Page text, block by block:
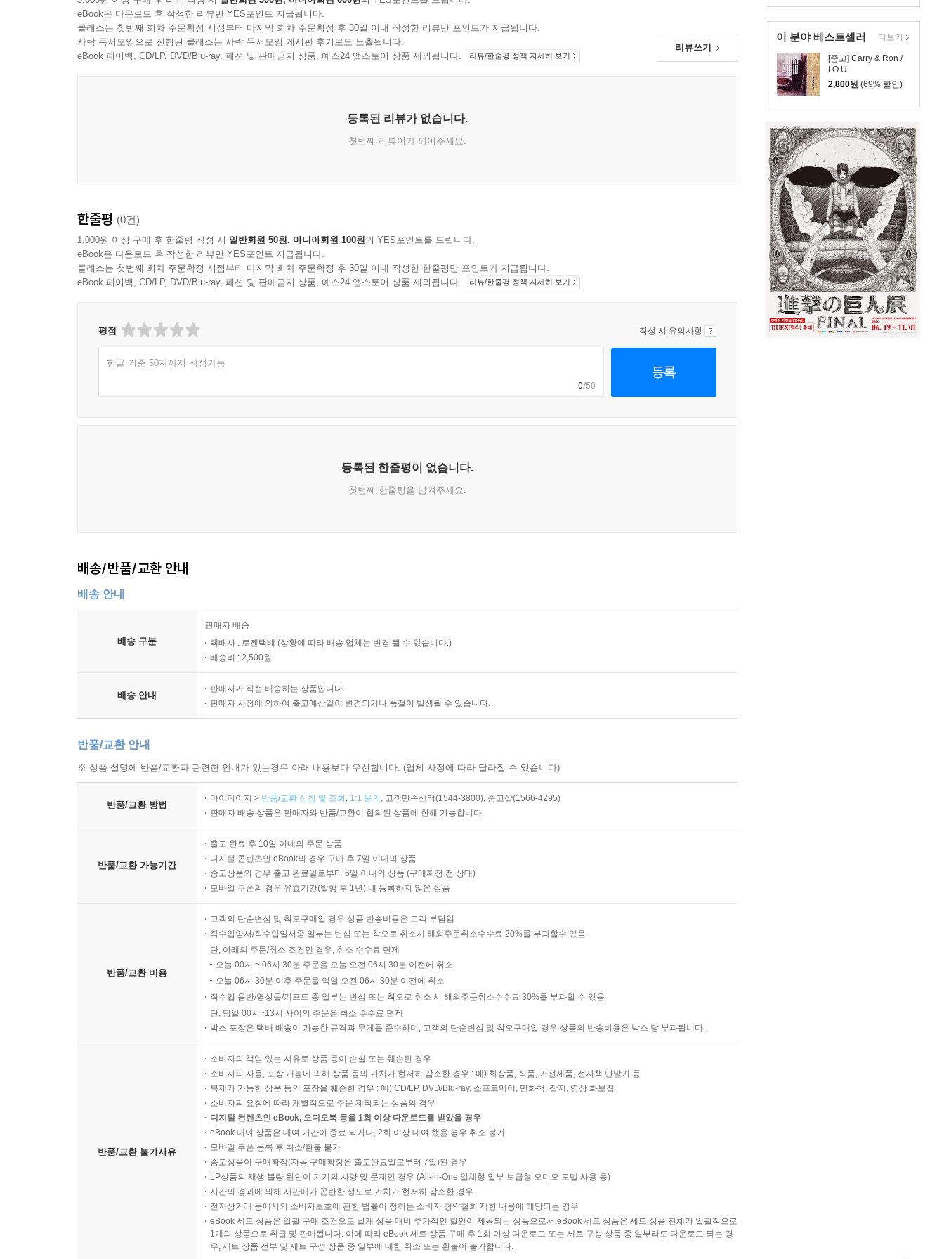
이 분야 베스트셀러
[중고] Carry & Ron /
I.O.U.
2,800원 (69% 할인)
더보기
eBook은 다운로드 후 작성한 리뷰만 YES포인트 지급됩니다.
클래스는 첫번째 회차 주문확정 시점부터 마지막 회차 주문확정 후 30일 이내 작성한 리뷰만 포인트가 지급됩니다.
사락 독서모임으로 진행된 클래스는 사락 독서모임 게시판 후기로도 노출됩니다.
eBook 페이백, CD/LP, DVD/Blu-ray, 패션 및 판매금지 상품, 예스24 앱스토어 상품 제외됩니다.
리뷰/한줄평 정책 자세히 보기
리뷰쓰기
등록된 리뷰가 없습니다.
첫번째 리뷰어가 되어주세요.
한줄평 (0건)
1,000원 이상 구매 후 한줄평 작성 시 일반회원 50원, 마니아회원 100원의 YES포인트를 드립니다.
eBook은 다운로드 후 작성한 리뷰만 YES포인트 지급됩니다.
클래스는 첫번째 회차 주문확정 시점부터 마지막 회차 주문확정 후 30일 이내 작성한 한줄평만 포인트가 지급됩니다.
eBook 페이백, CD/LP, DVD/Blu-ray, 패션 및 판매금지 상품, 예스24 앱스토어 상품 제외됩니다.
리뷰/한줄평 정책 자세히 보기
평점 작성 시 유의사항
한글 기준 50자까지 작성가능
0/50
등록
등록된 한줄평이 없습니다.
첫번째 한줄평을 남겨주세요.
배송/반품/교환 안내
배송 안내
배송 구분
판매자 배송
택배사 : 로젠택배 (상황에 따라 배송 업체는 변경 될 수 있습니다.)
배송비 : 2,500원
배송 안내
판매자가 직접 배송하는 상품입니다.
판매자 사정에 의하여 출고예상일이 변경되거나 품절이 발생될 수 있습니다.
반품/교환 안내
※ 상품 설명에 반품/교환과 관련한 안내가 있는경우 아래 내용보다 우선합니다. (업체 사정에 따라 달라질 수 있습니다)
반품/교환 방법
마이페이지 > 반품/교환 신청 및 조회 , 1:1 문의 , 고객만족센터(1544-3800), 중고샵(1566-4295)
판매자 배송 상품은 판매자와 반품/교환이 협의된 상품에 한해 가능합니다.
반품/교환 가능기간
출고 완료 후 10일 이내의 주문 상품
디지털 콘텐츠인 eBook의 경우 구매 후 7일 이내의 상품
중고상품의 경우 출고 완료일로부터 6일 이내의 상품 (구매확정 전 상태)
모바일 쿠폰의 경우 유효기간(발행 후 1년) 내 등록하지 않은 상품
반품/교환 비용
고객의 단순변심 및 착오구매일 경우 상품 반송비용은 고객 부담임
직수입양서/직수입일서중 일부는 변심 또는 착오로 취소시 해외주문취소수수료 20%를 부과할수 있음
단, 아래의 주문/취소 조건인 경우, 취소 수수료 면제
오늘 00시 ~ 06시 30분 주문을 오늘 오전 06시 30분 이전에 취소
오늘 06시 30분 이후 주문을 익일 오전 06시 30분 이전에 취소
직수입 음반/영상물/기프트 중 일부는 변심 또는 착오로 취소 시 해외주문취소수수료 30%를 부과할 수 있음
단, 당일 00시~13시 사이의 주문은 취소 수수료 면제
박스 포장은 택배 배송이 가능한 규격과 무게를 준수하며, 고객의 단순변심 및 착오구매일 경우 상품의 반송비용은 박스 당 부과됩니다.
반품/교환 불가사유
소비자의 책임 있는 사유로 상품 등이 손실 또는 훼손된 경우
소비자의 사용, 포장 개봉에 의해 상품 등의 가치가 현저히 감소한 경우 : 예) 화장품, 식품, 가전제품, 전자책 단말기 등
복제가 가능한 상품 등의 포장을 훼손한 경우 : 예) CD/LP, DVD/Blu-ray, 소프트웨어, 만화책, 잡지, 영상 화보집
소비자의 요청에 따라 개별적으로 주문 제작되는 상품의 경우
디지털 컨텐츠인 eBook, 오디오북 등을 1회 이상 다운로드를 받았을 경우
eBook 대여 상품은 대여 기간이 종료 되거나, 2회 이상 대여 했을 경우 취소 불가
모바일 쿠폰 등록 후 취소/환불 불가
중고상품이 구매확정(자동 구매확정은 출고완료일로부터 7일)된 경우
LP상품의 재생 불량 원인이 기기의 사양 및 문제인 경우 (All-in-One 일체형 일부 보급형 오디오 모델 사용 등)
시간의 경과에 의해 재판매가 곤란한 정도로 가치가 현저히 감소한 경우
전자상거래 등에서의 소비자보호에 관한 법률이 정하는 소비자 청약철회 제한 내용에 해당되는 경우
eBook 세트 상품은 일괄 구매 조건으로 낱개 상품 대비 추가적인 할인이 제공되는 상품으로서 eBook 세트 상품은 세트 상품 전체가 일괄적으로
1개의 상품으로 취급 및 판매됩니다. 이에 따라 eBook 세트 상품 구매 후 1회 이상 다운로드 또는 세트 구성 상품 중 일부라도 다운로드 되는 경
우, 세트 상품 전부 및 세트 구성 상품 중 일부에 대한 취소 또는 환불이 불가합니다.